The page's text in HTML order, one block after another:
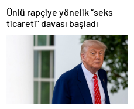
Ünlü rapçiye yönelik “seks
ticareti” davası başladı